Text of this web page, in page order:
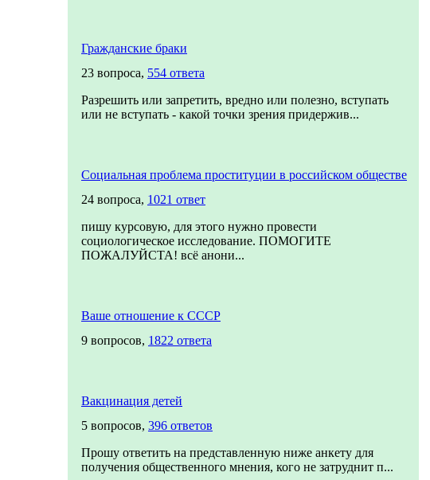
Гражданские браки
23 вопроса, 554 ответа
Разрешить или запретить, вредно или полезно, вступать
или не вступать - какой точки зрения придержив...
Социальная проблема проституции в российском обществе
24 вопроса, 1021 ответ
пишу курсовую, для этого нужно провести
социологическое исследование. ПОМОГИТЕ
ПОЖАЛУЙСТА! всё анони...
Ваше отношение к СССР
9 вопросов, 1822 ответа
Вакцинация детей
5 вопросов, 396 ответов
Прошу ответить на представленную ниже анкету для
получения общественного мнения, кого не затруднит п...